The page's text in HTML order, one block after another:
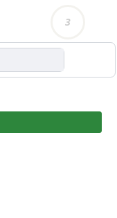
3